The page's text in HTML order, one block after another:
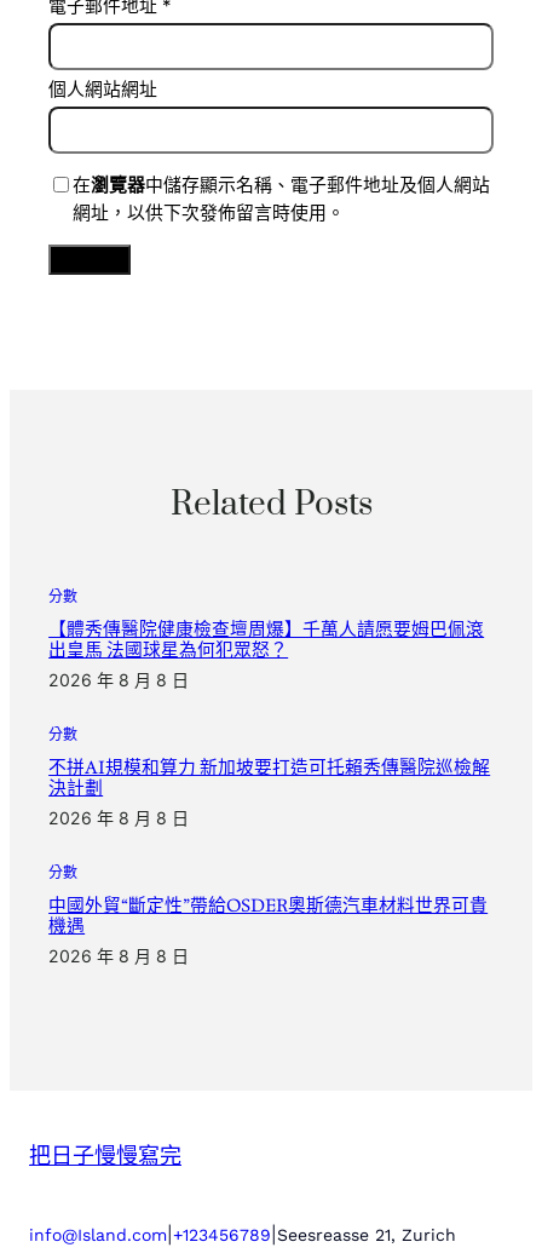
電子郵件地址 *
個人網站網址
在瀏覽器中儲存顯示名稱、電子郵件地址及個人網站
網址，以供下次發佈留言時使用。
Related Posts
分數
【體秀傳醫院健康檢查壇周爆】千萬人請愿要姆巴佩滾
出皇馬 法國球星為何犯眾怒？
2026 年 8 月 8 日
分數
不拼AI規模和算力 新加坡要打造可托賴秀傳醫院巡檢解
決計劃
2026 年 8 月 8 日
分數
中國外貿“斷定性”帶給OSDER奧斯德汽車材料世界可貴
機遇
2026 年 8 月 8 日
把日子慢慢寫完
info@Island.com +123456789 Seesreasse 21, Zurich